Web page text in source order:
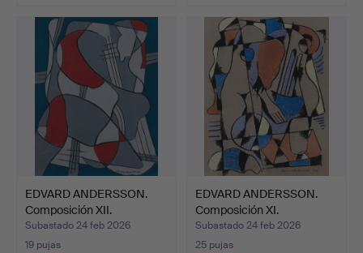
EDVARD ANDERSSON.
Composición XII.
Subastado 24 feb 2026
19 pujas
EDVARD ANDERSSON.
Composición XI.
Subastado 24 feb 2026
25 pujas